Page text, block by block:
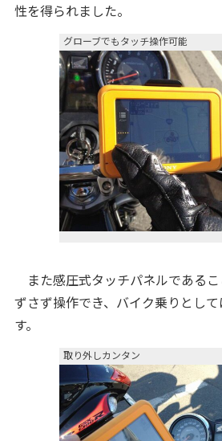
性を得られました。
グローブでもタッチ操作可能
また感圧式タッチパネルである
ずさず操作でき、バイク乗りとし
す。
取り外しカンタン